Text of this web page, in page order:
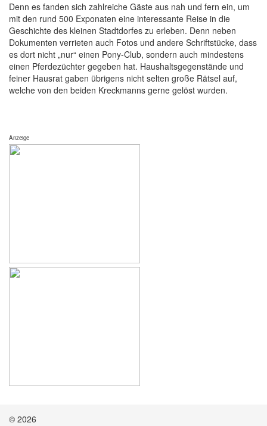
Denn es fanden sich zahlreiche Gäste aus nah und fern ein, um
mit den rund 500 Exponaten eine interessante Reise in die
Geschichte des kleinen Stadtdorfes zu erleben. Denn neben
Dokumenten verrieten auch Fotos und andere Schriftstücke, dass
es dort nicht „nur“ einen Pony-Club, sondern auch mindestens
einen Pferdezüchter gegeben hat. Haushaltsgegenstände und
feiner Hausrat gaben übrigens nicht selten große Rätsel auf,
welche von den beiden Kreckmanns gerne gelöst wurden.
Anzeige
© 2026